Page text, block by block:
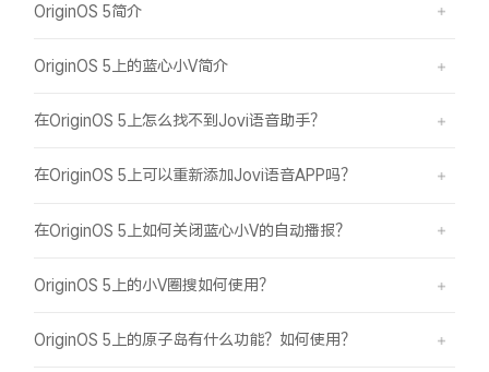
OriginOS 5简介
OriginOS 5上的蓝心小V简介
在OriginOS 5上怎么找不到Jovi语音助手？
在OriginOS 5上可以重新添加Jovi语音APP吗？
在OriginOS 5上如何关闭蓝心小V的自动播报？
OriginOS 5上的小V圈搜如何使用？
OriginOS 5上的原子岛有什么功能？如何使用？